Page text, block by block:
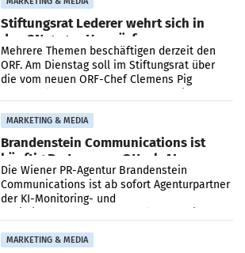
Stiftungsrat Lederer wehrt sich in
den SN gegen Vorwürfe
Mehrere Themen beschäftigen derzeit den
ORF. Am Dienstag soll im Stiftungsrat über
die vom neuen ORF-Chef Clemens Pig
MARKETING & MEDIA
Brandenstein Communications ist
künftig Partner von OtterlyAI
Die Wiener PR-Agentur Brandenstein
Communications ist ab sofort Agenturpartner
der KI-Monitoring- und
MARKETING & MEDIA